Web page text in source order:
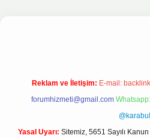
Reklam ve İletişim: E-mail:
forumhizmeti@gmail.com
@karabul
Yasal Uyarı: Sitemiz, 5651 Sayılı